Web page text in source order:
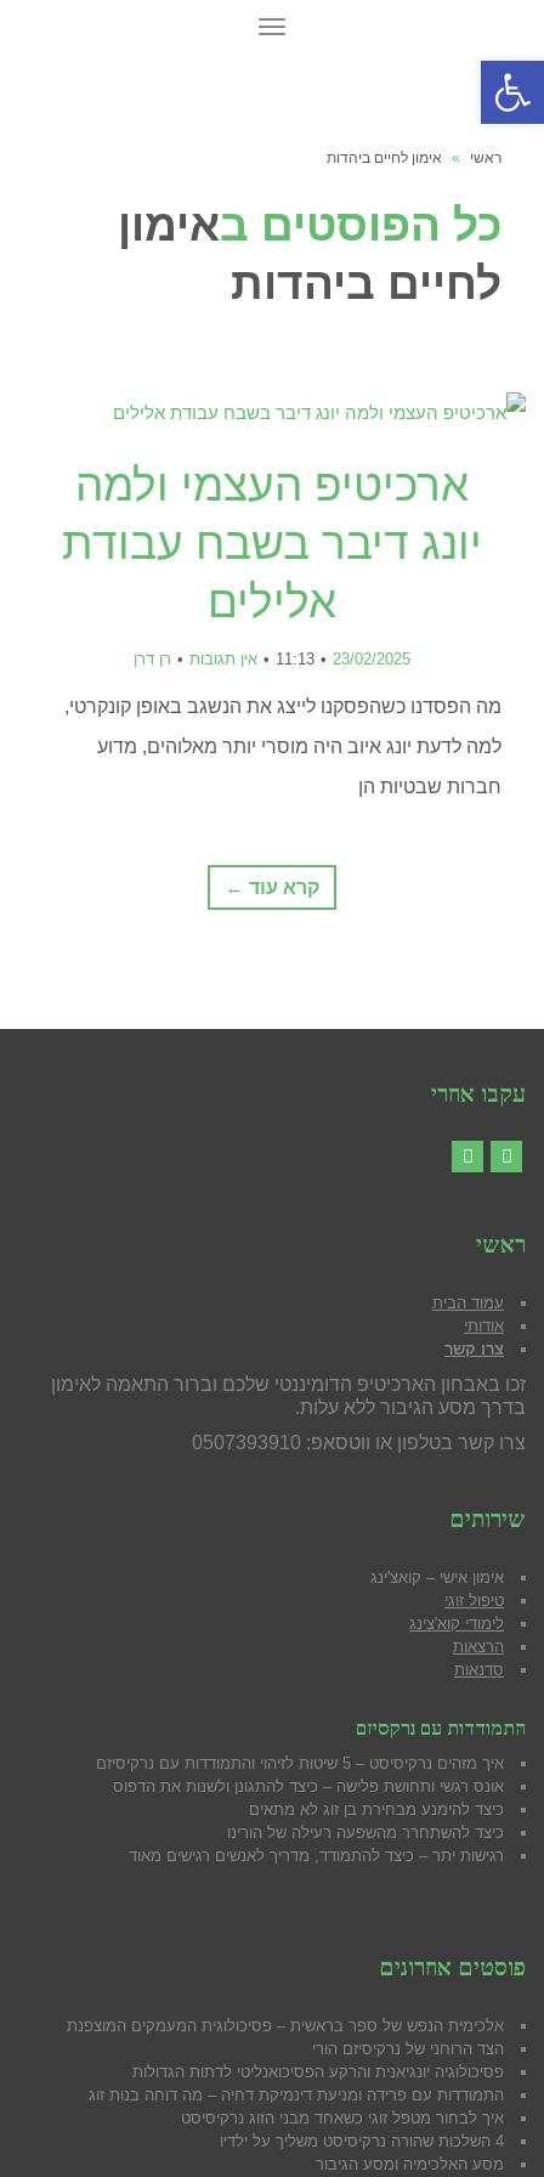
פתח סרגל נגישות
תפריט
ראשי » אימון לחיים ביהדות
כל הפוסטים באימון
לחיים ביהדות
ארכיטיפ העצמי ולמה
יונג דיבר בשבח עבודת
אלילים
23/02/2025
11:13 אין תגובות רן דרן
מה הפסדנו כשהפסקנו לייצג את הנשגב באופן קונקרטי,
למה לדעת יונג איוב היה מוסרי יותר מאלוהים, מדוע
חברות שבטיות הן
קרא עוד ←
עקבו אחרי
ראשי
עמוד הבית
אודותי
צרו קשר
זכו באבחון הארכיטיפ הדומיננטי שלכם וברור התאמה לאימון
בדרך מסע הגיבור ללא עלות.
צרו קשר בטלפון או ווטסאפ: 0507393910
שירותים
אימון אישי – קואצ'ינג
טיפול זוגי
לימודי קוא'צינג
הרצאות
סדנאות
התמודדות עם נרקסיזם
איך מזהים נרקיסיסט – 5 שיטות לזיהוי והתמודדות עם נרקיסיזם
אונס רגשי ותחושת פלישה – כיצד להתגונן ולשנות את הדפוס
כיצד להימנע מבחירת בן זוג לא מתאים
כיצד להשתחרר מהשפעה רעילה של הורינו
רגישות יתר – כיצד להתמודד, מדריך לאנשים רגישים מאוד
פוסטים אחרונים
אלכימית הנפש של ספר בראשית – פסיכולוגית המעמקים המוצפנת
הצד הרוחני של נרקיסיזם הורי
פסיכולוגיה יונגיאנית והרקע הפסיכואנליטי לדתות הגדולות
התמודדות עם פרידה ומניעת דינמיקת דחיה – מה דוחה בנות זוג
איך לבחור מטפל זוגי כשאחד מבני הזוג נרקיסיסט
4 השלכות שהורה נרקיסיסט משליך על ילדיו
מסע האלכימיה ומסע הגיבור